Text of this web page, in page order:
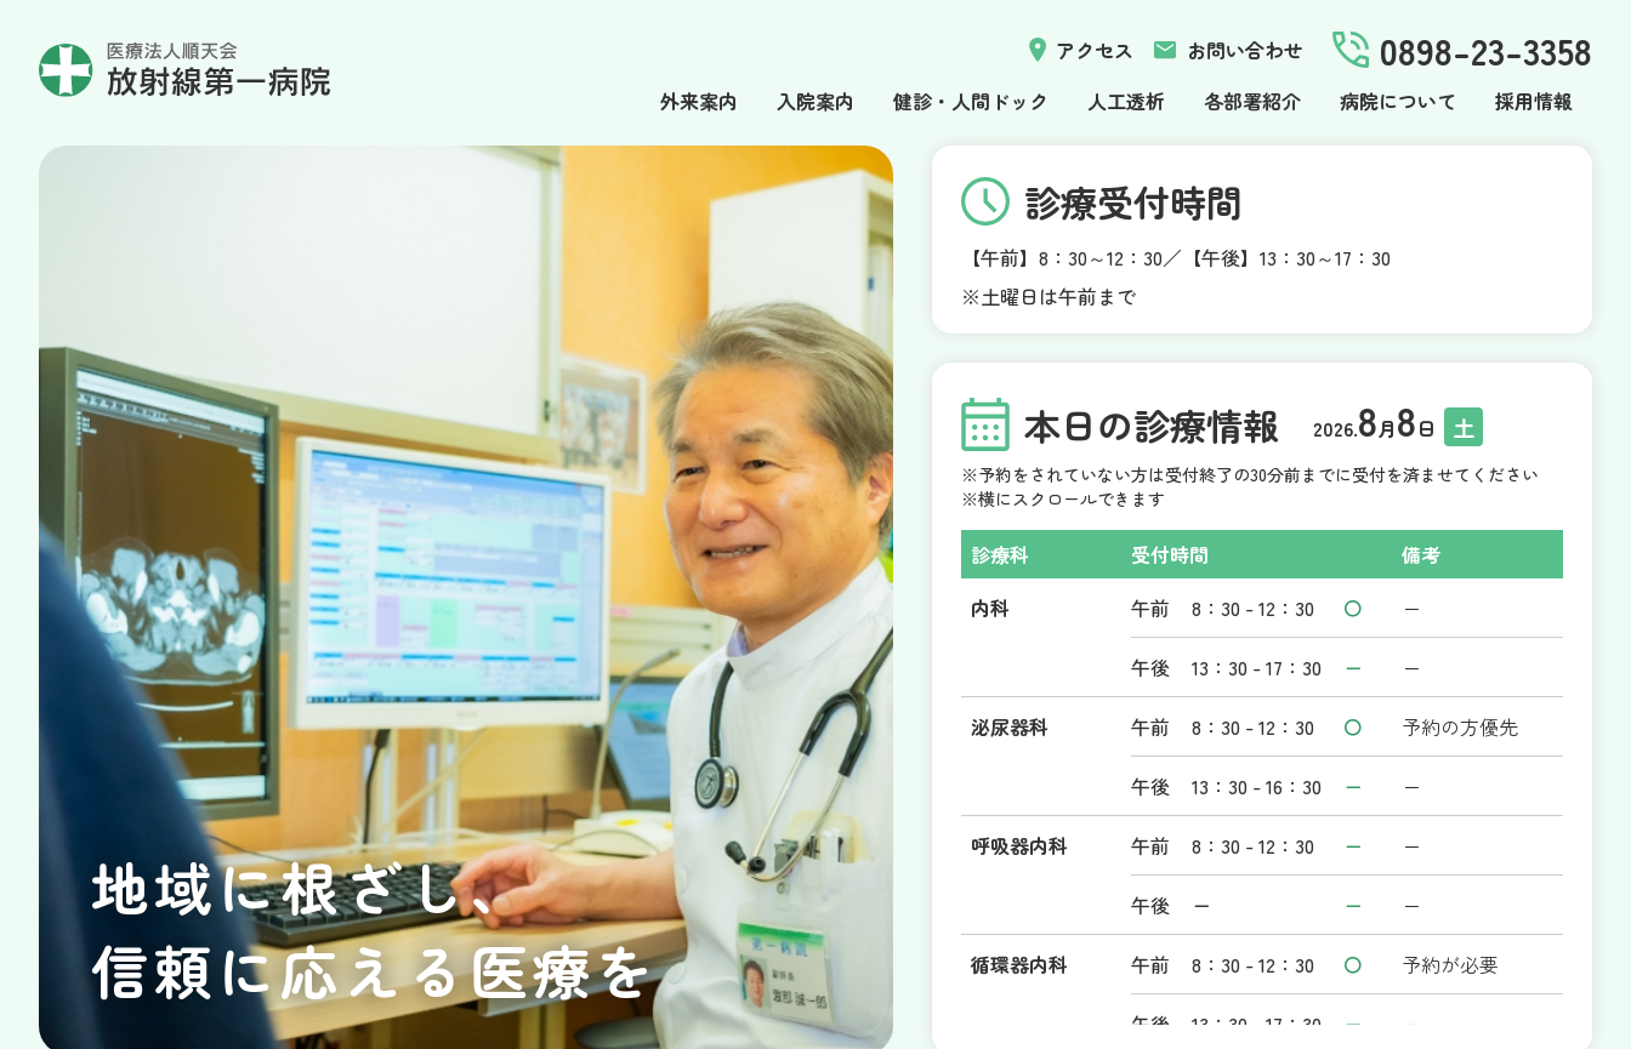
外来案内 入院案内 健診・人間ドック 人工透析 各部署紹介 病院について 採用情報
アクセス お問い合わせ 0898-23-3358
地域に根ざし、
信頼に応える医療を
診療受付時間
【午前】8：30～12：30
【午後】13：30～17：30
※土曜日は午前まで
本日の診療情報 2026.8月8日 土
※予約をされていない方は受付終了の30分前までに受付を済ませてください
※横にスクロールできます
診療科 受付時間
備考
内科
午前 8：30 - 12：30 〇 ー
午後 13：30 - 17：30 ー ー
泌尿器科 午前 8：30 - 12：30 〇 予約の方優先
午後 13：30 - 16：30 ー ー
呼吸器内科 午前 8：30 - 12：30 ー ー
午後 ー ー ー
循環器内科 午前 8：30 - 12：30 〇 予約が必要
午後 13：30 - 17：30 ー